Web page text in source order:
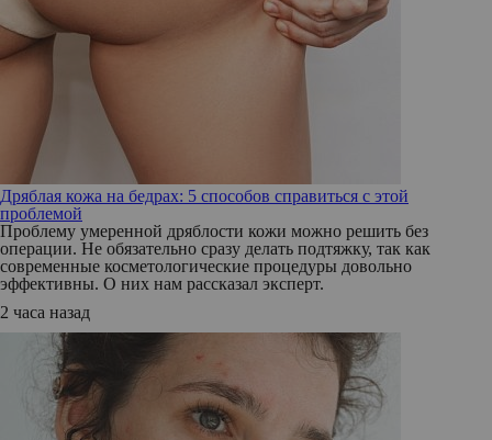
Дряблая кожа на бедрах: 5 способов справиться с этой
проблемой
Проблему умеренной дряблости кожи можно решить без
операции. Не обязательно сразу делать подтяжку, так как
современные косметологические процедуры довольно
эффективны. О них нам рассказал эксперт.
2 часа назад